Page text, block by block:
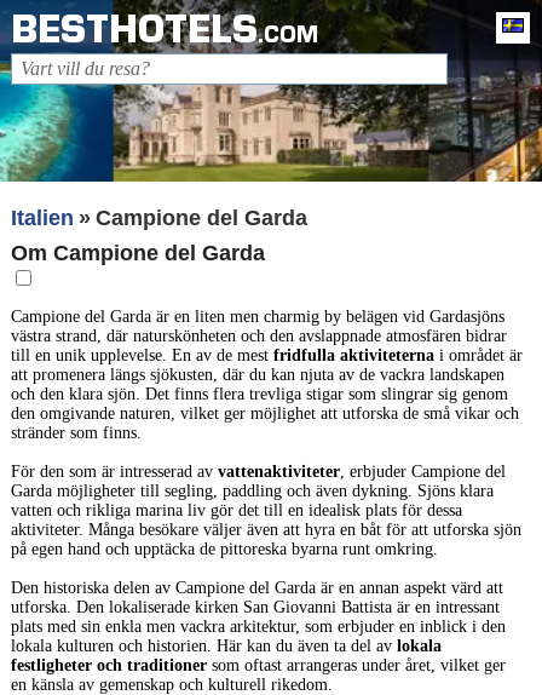
BESTHOTELS.COM
Italien
Campione del Garda
Om Campione del Garda
Campione del Garda är en liten men charmig by belägen vid Gardasjöns
västra strand, där naturskönheten och den avslappnade atmosfären bidrar
till en unik upplevelse. En av de mest fridfulla aktiviteternai området är
att promenera längs sjökusten, där du kan njuta av de vackra landskapen
och den klara sjön. Det finns flera trevliga stigar som slingrar sig genom
den omgivande naturen, vilket ger möjlighet att utforska de små vikar och
stränder som finns.
För den som är intresserad av vattenaktiviteter, erbjuder Campione del
Garda möjligheter till segling, paddling och även dykning. Sjöns klara
vatten och rikliga marina liv gör det till en idealisk plats för dessa
aktiviteter. Många besökare väljer även att hyra en båt för att utforska sjön
på egen hand och upptäcka de pittoreska byarna runt omkring.
Den historiska delen av Campione del Garda är en annan aspekt värd att
utforska. Den lokaliserade kirken San Giovanni Battista är en intressant
plats med sin enkla men vackra arkitektur, som erbjuder en inblick i den
lokala kulturen och historien. Här kan du även ta del av lokala
festligheter och traditionersom oftast arrangeras under året, vilket ger
en känsla av gemenskap och kulturell rikedom.